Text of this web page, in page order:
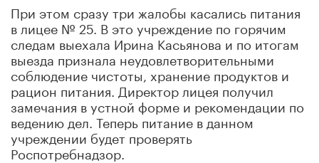
При этом сразу три жалобы касались питания
в лицее № 25. В это учреждение по горячим
следам выехала Ирина Касьянова и по итогам
выезда признала неудовлетворительными
соблюдение чистоты, хранение продуктов и
рацион питания. Директор лицея получил
замечания в устной форме и рекомендации по
ведению дел. Теперь питание в данном
учреждении будет проверять
Роспотребнадзор.